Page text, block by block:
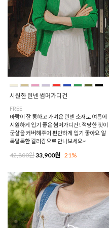
시원한 린넨 썸머가디건
FREE
바람이 잘 통하고 가벼운 린넨 소재로 여름에
시원하게 입기 좋은 썸머가디건! 적당한 핏이
군살을 커버해주어 편안하게 입기 좋아요 알
록달록한 컬러감으로 만나보세요~
42,800원33,900원 21%